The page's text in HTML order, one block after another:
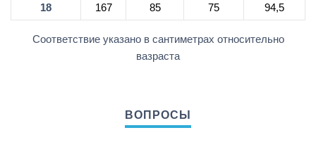
18 167 85 75 94,5
Соответствие указано в сантиметрах относительно
вазраста